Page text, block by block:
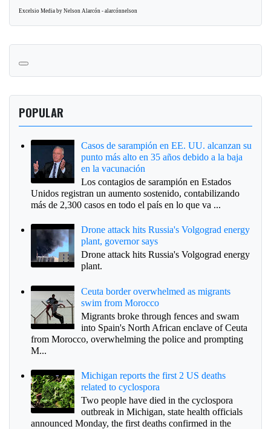
Excelsio Media by Nelson Alarcón - alarcónnelson
POPULAR
Casos de sarampión en EE. UU. alcanzan su
punto más alto en 35 años debido a la baja
en la vacunación
Los contagios de sarampión en Estados
Unidos registran un aumento sostenido, contabilizando
más de 2,300 casos en todo el país en lo que va ...
Drone attack hits Russia's Volgograd energy
plant, governor says
Drone attack hits Russia's Volgograd energy
plant.
Ceuta border overwhelmed as migrants
swim from Morocco
Migrants broke through fences and swam
into Spain's North African enclave of Ceuta
from Morocco, overwhelming the police and prompting
M...
Michigan reports the first 2 US deaths
related to cyclospora
Two people have died in the cyclospora
outbreak in Michigan, state health officials
announced Monday, the first deaths confirmed in the